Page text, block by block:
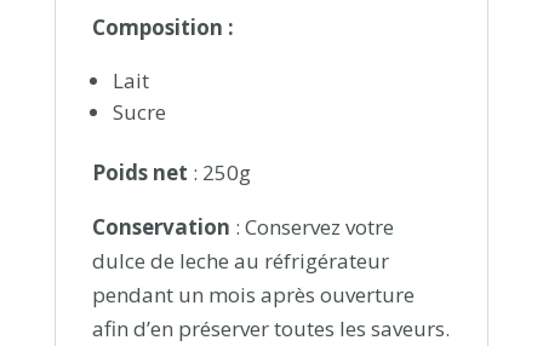
Composition :
Lait
Sucre
Poids net : 250g
Conservation : Conservez votre
dulce de leche au réfrigérateur
pendant un mois après ouverture
afin d’en préserver toutes les saveurs.